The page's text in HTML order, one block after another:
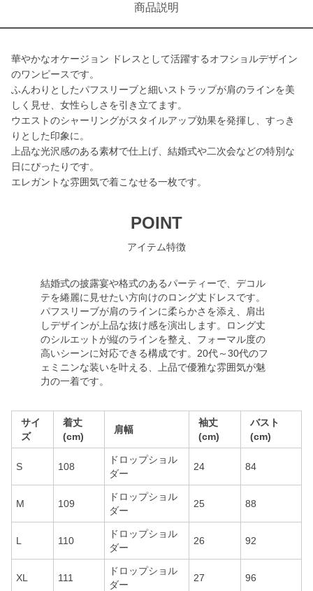
商品説明
華やかなオケージョン ドレスとして活躍するオフショルデザイン
のワンピースです。
ふんわりとしたパフスリーブと細いストラップが肩のラインを美
しく見せ、女性らしさを引き立てます。
ウエストのシャーリングがスタイルアップ効果を発揮し、すっき
りとした印象に。
上品な光沢感のある素材で仕上げ、結婚式や二次会などの特別な
日にぴったりです。
エレガントな雰囲気で着こなせる一枚です。
POINT
アイテム特徴
結婚式の披露宴や格式のあるパーティーで、デコル
テを綣麗に見せたい方向けのロング丈ドレスです。
パフスリーブが肩のラインに柔らかさを添え、肩出
しデザインが上品な抜け感を演出します。ロング丈
のシルエットが縦のラインを整え、フォーマル度の
高いシーンに対応できる構成です。20代～30代のフ
ェミニンな装いを叶える、上品で優雅な雰囲気が魅
力の一着です。
サイ
ズ
着丈
(cm)
肩幅
袖丈
(cm)
バスト
(cm)
S 108
ドロップショル
ダー
24 84
M 109
ドロップショル
ダー
25 88
L 110
ドロップショル
ダー
26 92
XL 111
ドロップショル
ダー
27 96